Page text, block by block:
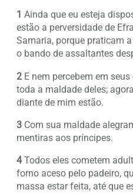
1 Ainda que eu esteja
estão a perversidade de
Samaria, porque praticam
o bando de assaltantes
2 E nem percebem em
toda a maldade deles;
diante de mim estão.
3 Com sua maldade
mentiras aos príncipes.
4Todos eles cometem
forno aceso pelo padeiro,
massa estar feita, até que